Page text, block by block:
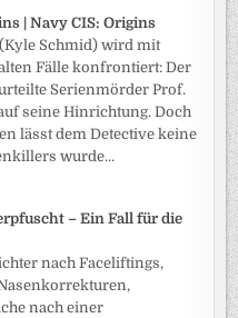
| Navy CIS: Origins
Schmid) wird mit
Fälle konfrontiert: Der
Serienmörder Prof.
seine Hinrichtung. Doch
lässt dem Detective keine
wurde...
– Ein Fall für die
nach Faceliftings,
nach einer